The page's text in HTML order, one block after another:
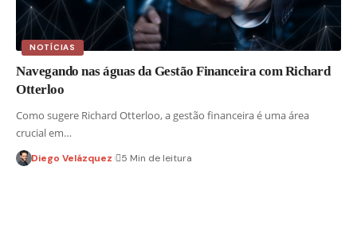
NOTÍCIAS
Navegando nas águas da Gestão Financeira com Richard
Otterloo
Como sugere Richard Otterloo, a gestão financeira é uma área
crucial em…
Diego Velázquez 5 Min de leitura